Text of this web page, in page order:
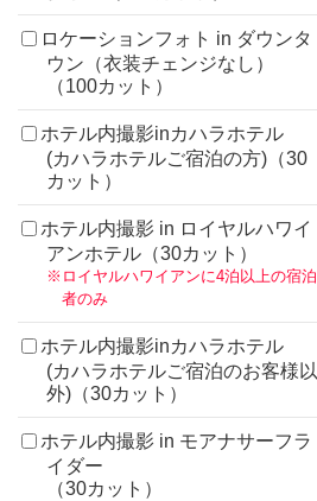
ロケーションフォト in ダウンタ
ウン（衣装チェンジなし）
（100カット）
ホテル内撮影inカハラホテル
(カハラホテルご宿泊の方)（30
カット）
ホテル内撮影 in ロイヤルハワイ
アンホテル（30カット）
※ロイヤルハワイアンに4泊以上の宿泊
者のみ
ホテル内撮影inカハラホテル
(カハラホテルご宿泊のお客様以
外)（30カット）
ホテル内撮影 in モアナサーフラ
イダー
（30カット）